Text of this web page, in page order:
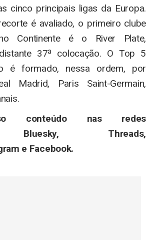
cinco principais ligas da Europa.
é avaliado, o primeiro clube
Continente é o River Plate,
37ª colocação. O Top 5
é formado, nessa ordem, por
Madrid, Paris Saint-Germain,
conteúdo nas redes
Threads,
e Facebook.